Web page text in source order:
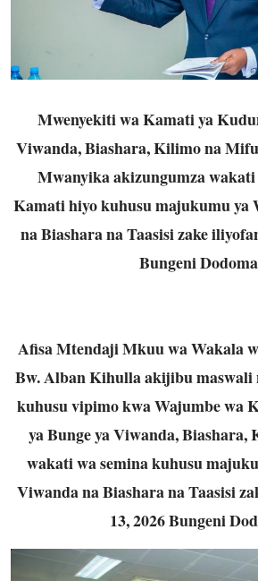
Mwenyekiti wa Kamati ya
Viwanda, Biashara, Kilimo na
Mwanyika akizungumza
Kamati hiyo kuhusu majukumu ya
na Biashara na Taasisi zake
Bungeni
Afisa Mtendaji Mkuu wa Wakala
Bw. Alban Kihulla akijibu maswali
kuhusu vipimo kwa Wajumbe wa
ya Bunge ya Viwanda,
wakati wa semina kuhusu
Viwanda na Biashara na Taasisi
13, 2026 Bungeni